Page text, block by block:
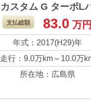
カスタム G ターボL
ッケージ
どこを走っても見
い日はないＮＢＯ
Ｘ！ ターボで走り
とても良く快適で
た。
支払総額 83.0 万
年式：2017(H29)年
走行：9.0万km～10.0万
所在地：広島県